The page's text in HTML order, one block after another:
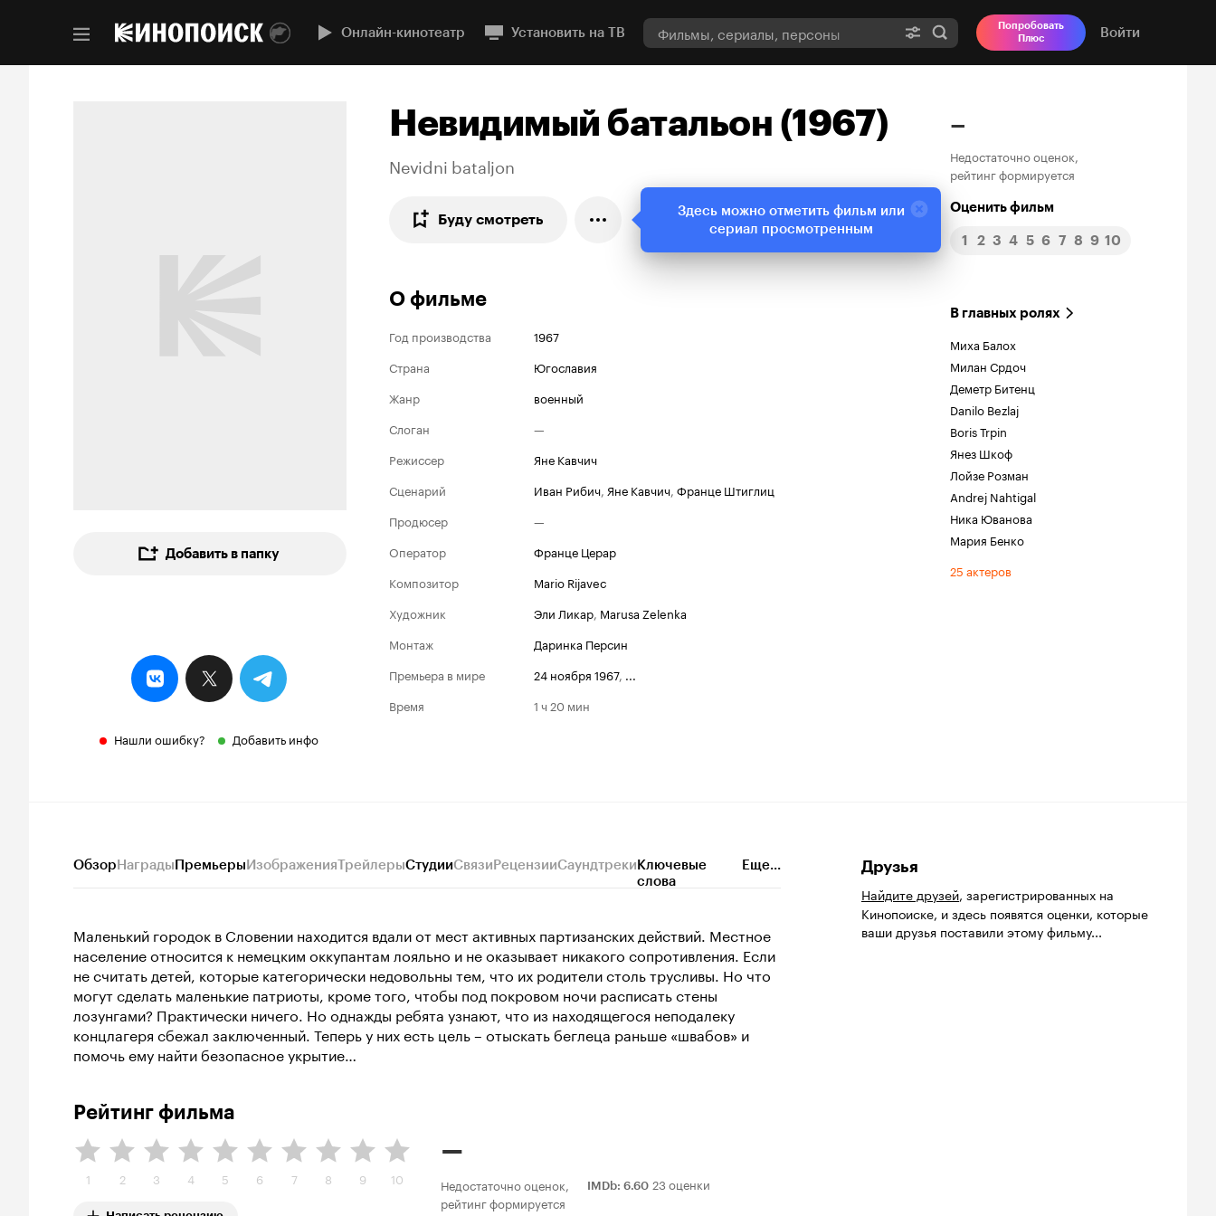
Онлайн-кинотеатр Установить на ТВ
Попробовать
Плюс
Войти
Добавить в папку
Нашли ошибку? Добавить инфо
Невидимый батальон (1967)
Nevidni bataljon
Буду смотреть
–
Недостаточно оценок,
рейтинг формируется
Оценить фильм
1 2 3 4 5 6 7 8 9 10
О фильме
Год производства
1967
Страна
Югославия
Жанр
военный
Слоган
—
Режиссер
Яне Кавчич
Сценарий
Иван Рибич, Яне Кавчич, Франце Штиглиц
Продюсер
—
Оператор
Франце Церар
Композитор
Mario Rijavec
Художник
Эли Ликар, Marusa Zelenka
Монтаж
Даринка Персин
Премьера в мире
24 ноября 1967, ...
Время
1 ч 20 мин
В главных ролях
Миха Балох
Милан Срдоч
Деметр Битенц
Danilo Bezlaj
Boris Trpin
Янез Шкоф
Лойзе Розман
Andrej Nahtigal
Ника Юванова
Мария Бенко
25 актеров
ОбзорНаградыПремьерыИзображенияТрейлерыСтудииСвязиРецензииСаундтрекиКлючевые
слова
Еще...
Маленький городок в Словении находится вдали от мест активных партизанских действий. Местное
население относится к немецким оккупантам лояльно и не оказывает никакого сопротивления. Если
не считать детей, которые категорически недовольны тем, что их родители столь трусливы. Но что
могут сделать маленькие патриоты, кроме того, чтобы под покровом ночи расписать стены
лозунгами? Практически ничего. Но однажды ребята узнают, что из находящегося неподалеку
концлагеря сбежал заключенный. Теперь у них есть цель – отыскать беглеца раньше «швабов» и
помочь ему найти безопасное укрытие…
Рейтинг фильма
1 2 3 4 5 6 7 8 9 10
–
Недостаточно оценок,
рейтинг формируется
IMDb: 6.60 23 оценки
Друзья
Найдите друзей, зарегистрированных на
Кинопоиске, и здесь появятся оценки, которые
ваши друзья поставили этому фильму...
Здесь можно отметить фильм или
сериал просмотренным